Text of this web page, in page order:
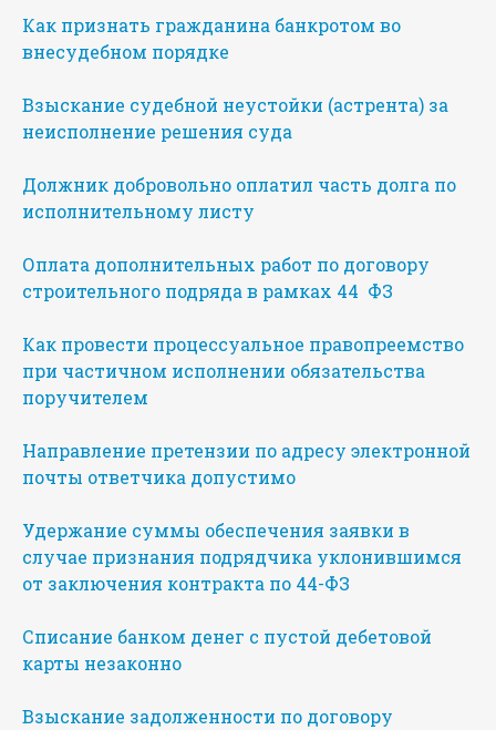
Как признать гражданина банкротом во
внесудебном порядке
Взыскание судебной неустойки (астрента) за
неисполнение решения суда
Должник добровольно оплатил часть долга по
исполнительному листу
Оплата дополнительных работ по договору
строительного подряда в рамках 44 ФЗ
Как провести процессуальное правопреемство
при частичном исполнении обязательства
поручителем
Направление претензии по адресу электронной
почты ответчика допустимо
Удержание суммы обеспечения заявки в
случае признания подрядчика уклонившимся
от заключения контракта по 44-ФЗ
Списание банком денег с пустой дебетовой
карты незаконно
Взыскание задолженности по договору